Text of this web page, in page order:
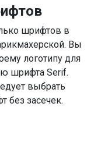
шрифтов в
Вы
логотипу для
шрифта Serif.
выбрать
без засечек.